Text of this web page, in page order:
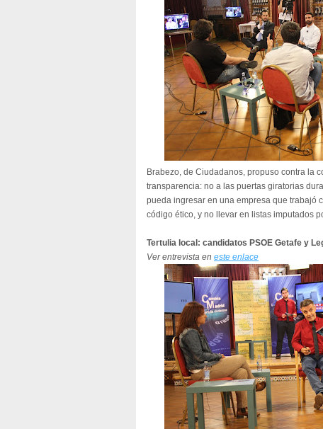
Brabezo, de Ciudadanos, propuso contra la
transparencia: no a las puertas giratorias
pueda ingresar en una empresa que trabajó
código ético, y no llevar en listas imputados
Tertulia local: candidatos PSOE Getafe y
Ver entrevista en este enlace